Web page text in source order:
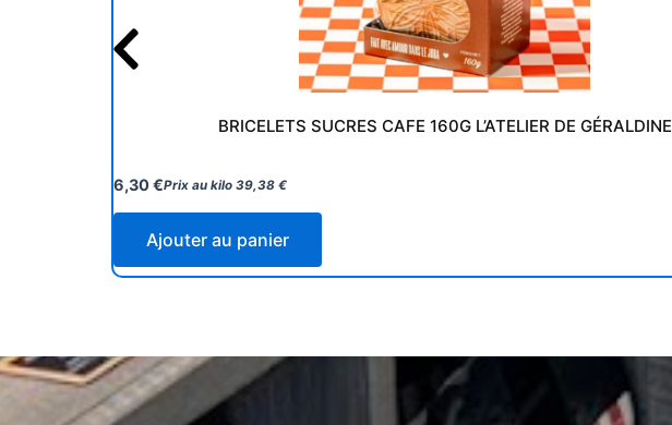
BRICELETS SUCRES CAFE 160G L’ATELIER DE GÉRALDINE
6,30€Prix au kilo 39,38 €
Ajouter au panier